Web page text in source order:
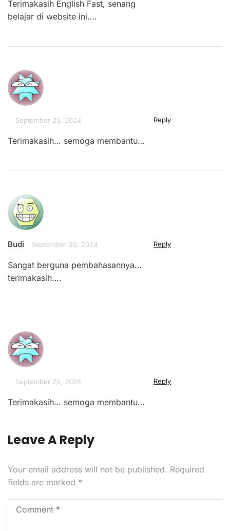
Terimakasih English Fast, senang
belajar di website ini….
September 25, 2024 Reply
Terimakasih… semoga membantu…
Budi September 25, 2024 Reply
Sangat berguna pembahasannya…
terimakasih….
September 25, 2024 Reply
Terimakasih… semoga membantu…
Leave A Reply
Your email address will not be published. Required
fields are marked *